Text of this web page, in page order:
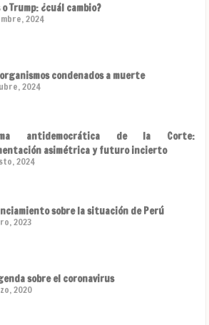
Trump: ¿cuál cambio?
2024
condenados a muerte
2024
antidemocrática de la Corte:
asimétrica y futuro incierto
2024
sobre la situación de Perú
2023
sobre el coronavirus
2020